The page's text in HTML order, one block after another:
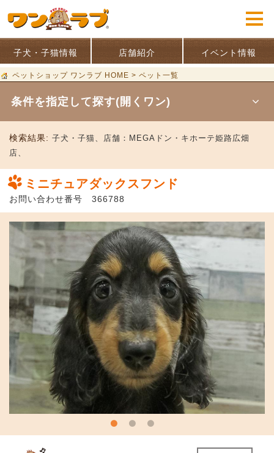
子犬・子猫情報 店舗紹介 イベント情報
ペットショップ ワンラブ HOME > ペット一覧
条件を指定して探す(開くワン)
検索結果: 子犬・子猫、 店舗： MEGAドン・キホーテ姫路広畑
店、
ミニチュアダックスフンド
お問い合わせ番号 366788